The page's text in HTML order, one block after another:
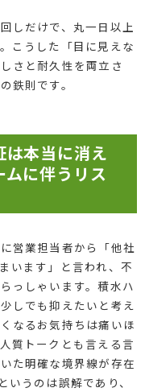
しだけで、丸一日以上
こうした「目に見えな
さと耐久性を両立さ
鉄則です。
は本当に消え
に伴うリス
営業担当者から「他社
います」と言われ、不
っしゃいます。積水ハ
しでも抑えたいと考え
なるお気持ちは痛いほ
質トークとも言える言
た明確な境界線が存在
いうのは誤解であり、